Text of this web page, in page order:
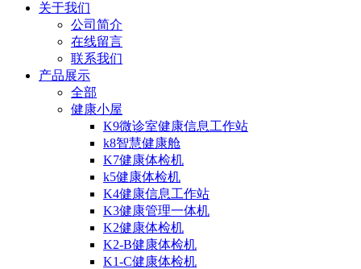
关于我们
公司简介
在线留言
联系我们
产品展示
全部
健康小屋
K9微诊室健康信息工作站
k8智慧健康舱
K7健康体检机
k5健康体检机
K4健康信息工作站
K3健康管理一体机
K2健康体检机
K2-B健康体检机
K1-C健康体检机